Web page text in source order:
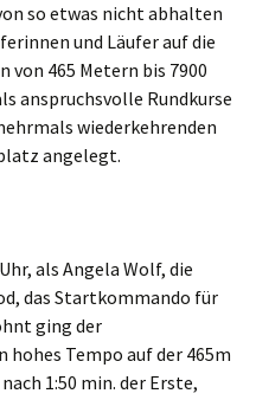
so etwas nicht abhalten
und Läufer auf die
465 Metern bis 7900
anspruchsvolle Rundkurse
wiederkehrenden
angelegt.
als Angela Wolf, die
das Startkommando für
ging der
hohes Tempo auf der 465m
1:50 min. der Erste,